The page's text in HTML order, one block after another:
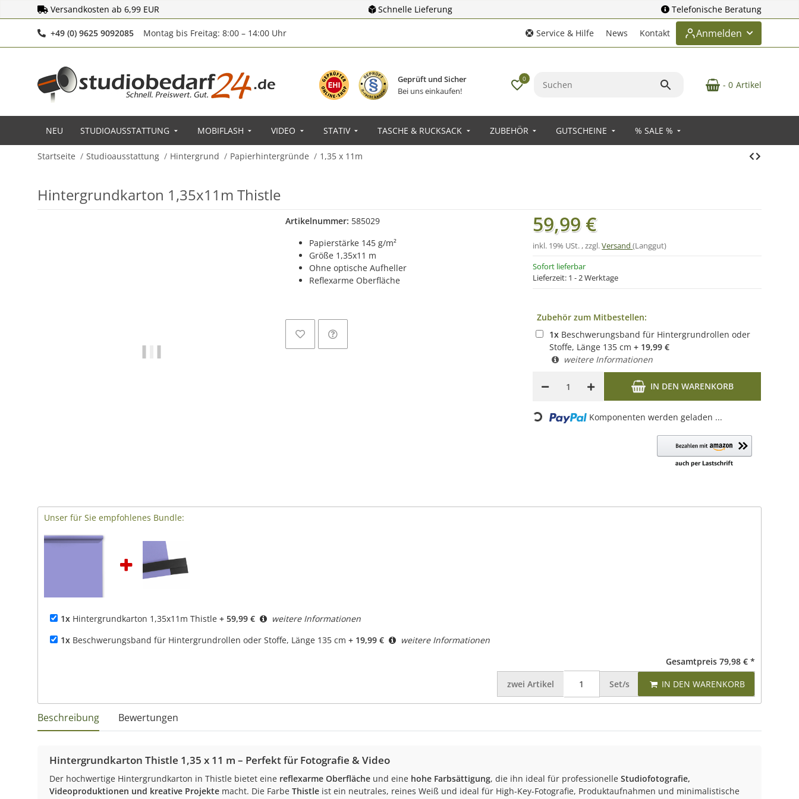
Versandkosten ab 6,99 EUR Schnelle Lieferung Telefonische Beratung
+49 (0) 9625 9092085Telefonnummer
Montag bis Freitag: 8:00 – 14:00 Uhr Service & Hilfe News Kontakt Anmelden
Geprüft und Sicher
Bei uns einkaufen!
0
- 0 Artikel
NEU STUDIOAUSSTATTUNG MOBIFLASH VIDEO STATIV TASCHE & RUCKSACK ZUBEHÖR GUTSCHEINE % SALE %
Startseite Studioausstattung Hintergrund Papierhintergründe 1,35 x 11m
Hintergrundkarton 1,35x11m Thistle
Artikelnummer: 585029
Papierstärke 145 g/m²
Größe 1,35x11 m
Ohne optische Aufheller
Reflexarme Oberfläche
Sofort lieferbar
Lieferzeit: 1 - 2 Werktage
59,99 €
inkl. 19% USt. , zzgl.Versand(Langgut)
Zubehör zum Mitbestellen:
1x Beschwerungsband für Hintergrundrollen oder
Stoffe, Länge 135 cm + 19,99 €
weitere Informationen
IN DEN WARENKORB
Loading... Komponenten werden geladen ...
Unser für Sie empfohlenes Bundle:
1x Hintergrundkarton 1,35x11m Thistle + 59,99 €
weitere Informationen
1x Beschwerungsband für Hintergrundrollen oder Stoffe, Länge 135 cm + 19,99 €
weitere Informationen
Gesamtpreis 79,98 € *
zwei Artikel Set/s IN DEN WARENKORB
Beschreibung Bewertungen
Hintergrundkarton Thistle 1,35 x 11 m – Perfekt für Fotografie & Video
Der hochwertige Hintergrundkarton in Thistle bietet eine reflexarme Oberfläche und eine hohe Farbsättigung, die ihn ideal für professionelle Studiofotografie,
Videoproduktionen und kreative Projekte macht. Die Farbe Thistle ist ein neutrales, reines Weiß und ideal für High-Key-Fotografie, Produktaufnahmen und minimalistische